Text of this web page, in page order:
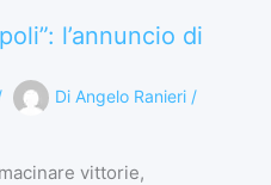
l’annuncio di
Di Angelo Ranieri /
vittorie,